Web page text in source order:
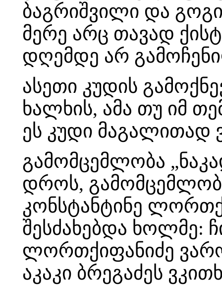
ბაგრიშვილი და
მერე არც თავად
დღემდე არ
ასეთი კუდის
ხალხის, ამა თუ იმ
ეს კუდი მაგალითად
გამომცემლობა
დროს,
კონსტანტინე
შესძახებდა ხოლმე:
ლორთქიფანიძე
აკაკი ბრეგაძეს